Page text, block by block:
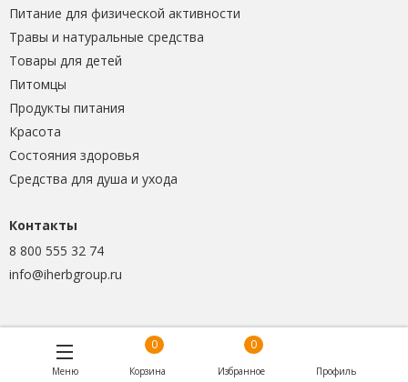
Питание для физической активности
Травы и натуральные средства
Товары для детей
Питомцы
Продукты питания
Красота
Состояния здоровья
Средства для душа и ухода
Контакты
8 800 555 32 74
info@iherbgroup.ru
Меню
0
Корзина
0
Избранное Профиль